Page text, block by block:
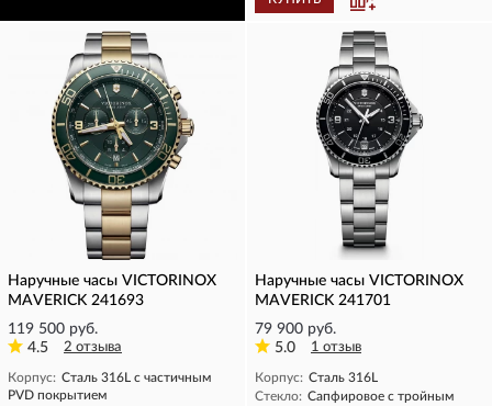
Наручные часы VICTORINOX
MAVERICK 241693
119 500 руб.
4.5
2 отзыва
Корпус: Сталь 316L с частичным
PVD покрытием
Наручные часы VICTORINOX
MAVERICK 241701
79 900 руб.
5.0
1 отзыв
Корпус: Сталь 316L
Стекло: Сапфировое с тройным